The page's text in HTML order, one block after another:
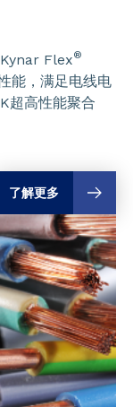
Flex®
能，满足电线电
超高性能聚合
了解更多